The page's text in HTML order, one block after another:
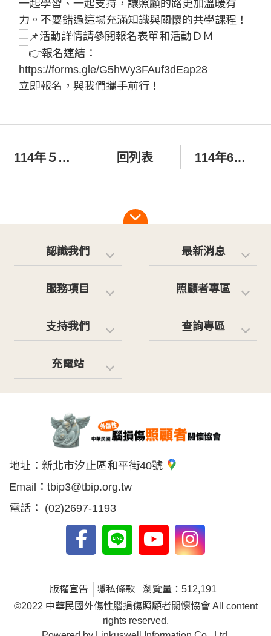
一起學習、一起支持，讓照顧的路更加溫暖有
力。不要錯過這場充滿知識與關懷的共學課程！
活動詳情請參閱報名表單和活動ＤＭ
報名連結：
https://forms.gle/G5hWy3FAuf3dEap28
立即報名，與我們攜手前行！
114年５月份愛心捐款芳名錄 回列表 114年6月份愛心芳名錄
認識我們 最新消息
服務項目 照顧者專區
支持我們 查詢專區
充電站
地址： 新北市汐止區和平街40號
Email： tbip3@tbip.org.tw
電話：
(02)2697-1193
版權宣告 隱私條款
瀏覽量：512,191
©2022 中華民國外傷性腦損傷照顧者關懷協會 All content
rights reserved.